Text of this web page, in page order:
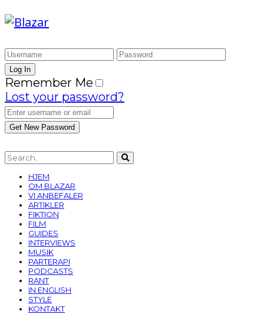
Remember Me
Lost your password?
HJEM
OM BLAZAR
VI ANBEFALER
ARTIKLER
FIKTION
FILM
GUIDES
INTERVIEWS
MUSIK
PARTERAPI
PODCASTS
RANT
IN ENGLISH
STYLE
KONTAKT